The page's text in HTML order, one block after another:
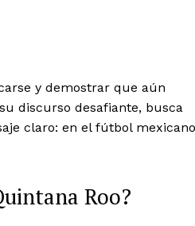
Plans
account
y demostrar que aún
discurso desafiante, busca
claro: en el fútbol
Roo?